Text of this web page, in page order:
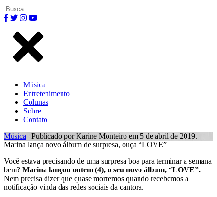
Música
Entretenimento
Colunas
Sobre
Contato
Música | Publicado por Karine Monteiro em 5 de abril de 2019.
Marina lança novo álbum de surpresa, ouça “LOVE”
Você estava precisando de uma surpresa boa para terminar a semana
bem? Marina lançou ontem (4), o seu novo álbum, “LOVE”.
Nem precisa dizer que quase morremos quando recebemos a
notificação vinda das redes sociais da cantora.